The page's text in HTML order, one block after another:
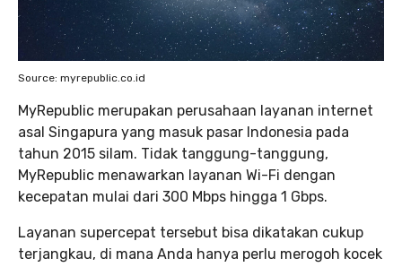
Source: myrepublic.co.id
MyRepublic merupakan perusahaan layanan internet
asal Singapura yang masuk pasar Indonesia pada
tahun 2015 silam. Tidak tanggung-tanggung,
MyRepublic menawarkan layanan Wi-Fi dengan
kecepatan mulai dari 300 Mbps hingga 1 Gbps.
Layanan supercepat tersebut bisa dikatakan cukup
terjangkau, di mana Anda hanya perlu merogoh kocek